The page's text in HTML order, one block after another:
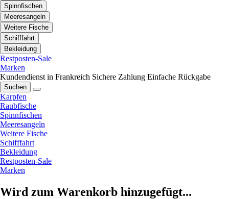
Spinnfischen
Meeresangeln
Weitere Fische
Schifffahrt
Bekleidung
Restposten-Sale
Marken
Kundendienst in Frankreich Sichere Zahlung Einfache Rückgabe
Suchen
Karpfen
Raubfische
Spinnfischen
Meeresangeln
Weitere Fische
Schifffahrt
Bekleidung
Restposten-Sale
Marken
Wird zum Warenkorb hinzugefügt...